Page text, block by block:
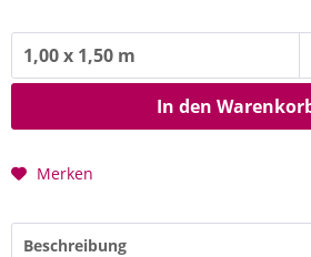
In den
Merken
Beschreibung